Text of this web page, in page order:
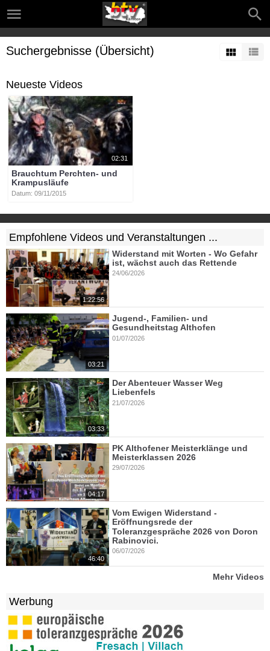
Suchergebnisse (Übersicht)
Neueste Videos
02:31
Brauchtum Perchten- und
Krampusläufe
Datum: 09/11/2015
Empfohlene Videos und Veranstaltungen ...
1:22:56
Widerstand mit Worten - Wo Gefahr
ist, wächst auch das Rettende
24/06/2026
03:21
Jugend-, Familien- und
Gesundheitstag Althofen
01/07/2026
03:33
Der Abenteuer Wasser Weg
Liebenfels
21/07/2026
04:17
PK Althofener Meisterklänge und
Meisterklassen 2026
29/07/2026
46:40
Vom Ewigen Widerstand -
Eröffnungsrede der
Toleranzgespräche 2026 von Doron
Rabinovici.
06/07/2026
Mehr Videos
Werbung